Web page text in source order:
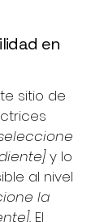
en
sitio de
seleccione
y lo
al nivel
la
El